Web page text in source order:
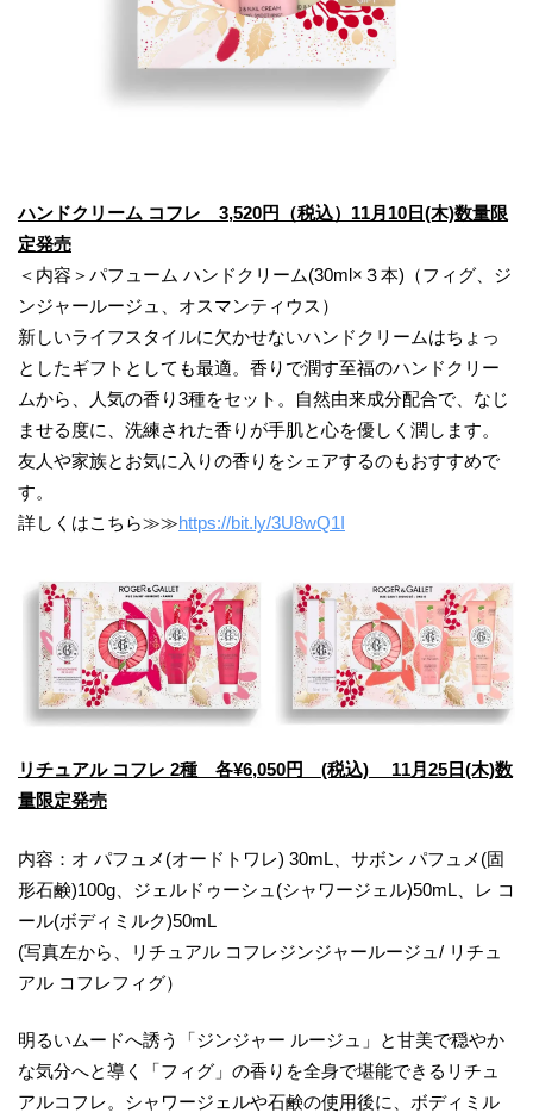
ハンドクリーム コフレ 3,520円（税込） 11月10日(木)数量限
定発売
＜内容＞パフューム ハンドクリーム(30ml×３本)（フィグ、ジ
ンジャールージュ、オスマンティウス）
新しいライフスタイルに欠かせないハンドクリームはちょっ
としたギフトとしても最適。香りで潤す至福のハンドクリー
ムから、人気の香り3種をセット。自然由来成分配合で、なじ
ませる度に、洗練された香りが手肌と心を優しく潤します。
友人や家族とお気に入りの香りをシェアするのもおすすめで
す。
詳しくはこちら≫≫https://bit.ly/3U8wQ1I
リチュアル コフレ 2種 各¥6,050円 (税込) 11月 25 日(木)数
量限定発売
内容：オ パフュメ(オードトワレ) 30mL、サボン パフュメ(固
形石鹸)100g、ジェルドゥーシュ(シャワージェル)50mL、レ コ
ール(ボディミルク)50mL
(写真左から、リチュアル コフレジンジャールージュ/ リチュ
アル コフレフィグ）
明るいムードへ誘う「ジンジャー ルージュ」と甘美で穏やか
な気分へと導く「フィグ」の香りを全身で堪能できるリチュ
アルコフレ。シャワージェルや石鹸の使用後に、ボディミル